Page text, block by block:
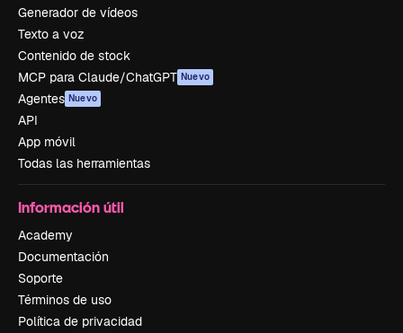
Generador de vídeos
Texto a voz
Contenido de stock
MCP para Claude/ChatGPT Nuevo
Agentes Nuevo
API
App móvil
Todas las herramientas
Información útil
Academy
Documentación
Soporte
Términos de uso
Política de privacidad